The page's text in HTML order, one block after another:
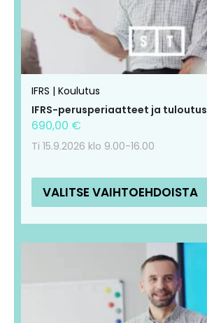
IFRS | Koulutus
IFRS-perusperiaatteet ja tuloutus
690,00 €
Ti 15.9.2026 klo 9.00-16.00
VALITSE VAIHTOEHDOISTA